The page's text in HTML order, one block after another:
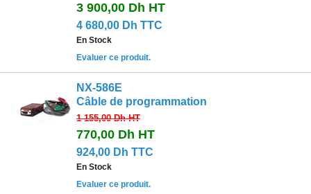
3 900,00 Dh HT
4 680,00 Dh TTC
En Stock
Evaluer ce produit.
NX-586E
Câble de programmation
1 155,00 DhHT
770,00 Dh HT
924,00 Dh TTC
En Stock
Evaluer ce produit.